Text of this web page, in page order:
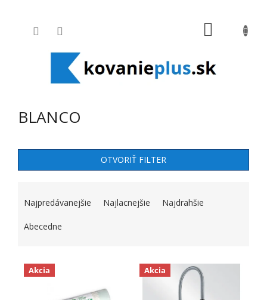
BLANCO
OTVORIŤ FILTER
Najpredávanejšie Najlacnejšie Najdrahšie
Abecedne
VÝPIS PRODUKTOV
Akcia Akcia